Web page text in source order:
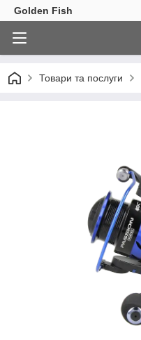
Golden Fish
Товари та послуги